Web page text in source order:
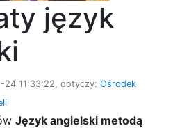
język
24 11:33:22, dotyczy: Ośrodek
Język angielski metodą